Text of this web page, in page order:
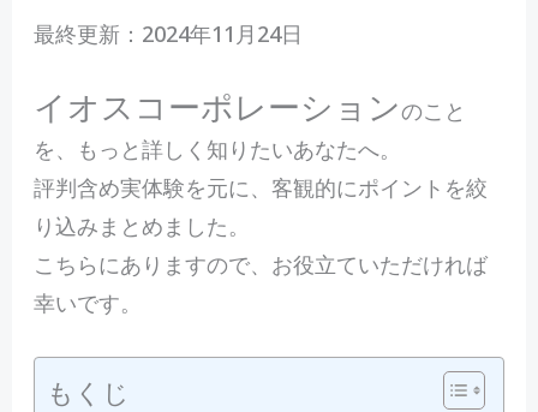
最終更新：2024年11月24日
イオスコーポレーションのこと
を、もっと詳しく知りたいあなたへ。
評判含め実体験を元に、客観的にポイントを絞
り込みまとめました。
こちらにありますので、お役立ていただければ
幸いです。
もくじ